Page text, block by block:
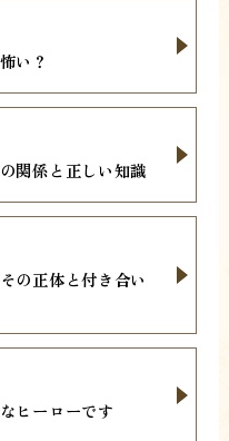
い？
関係と正しい知識
の正体と付き合い
ヒーローです